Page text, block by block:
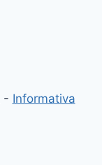
- Informativa